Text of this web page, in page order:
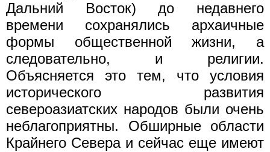
Дальний Восток) до недавнего
времени сохранялись архаичные
формы общественной жизни, а
следовательно, и религии.
Объясняется это тем, что условия
исторического развития
североазиатских народов были очень
неблагоприятны. Обширные области
Крайнего Севера и сейчас еще имеют